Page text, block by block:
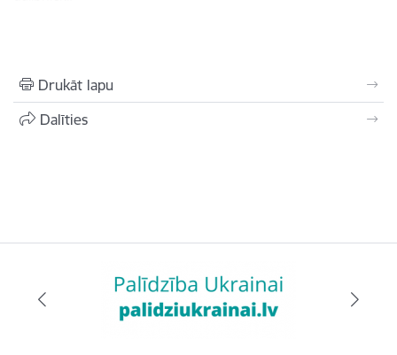
Drukāt lapu
Dalīties